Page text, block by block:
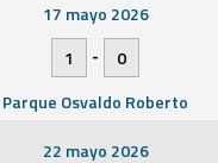
17 mayo 2026
1
-
0
Parque Osvaldo Roberto
22 mayo 2026